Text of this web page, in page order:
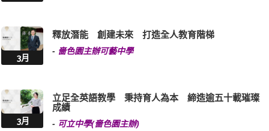
3月
釋放潛能 創建未來 打造全人教育階梯
- 嗇色園主辦可藝中學
3月
立足全英語教學 秉持育人為本 締造逾五十載璀璨
成績
- 可立中學(嗇色園主辦)